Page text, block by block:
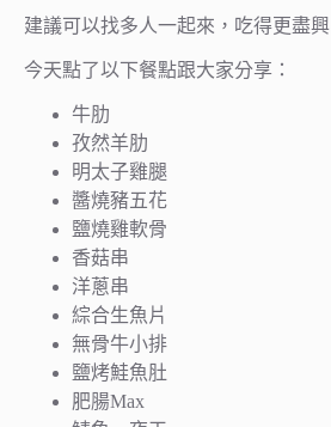
建議可以找多人一起來，吃得更盡興
今天點了以下餐點跟大家分享：
牛肋
孜然羊肋
明太子雞腿
醬燒豬五花
鹽燒雞軟骨
香菇串
洋蔥串
綜合生魚片
無骨牛小排
鹽烤鮭魚肚
肥腸Max